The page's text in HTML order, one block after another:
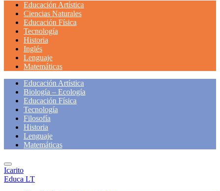
Educación Artística
Ciencias Naturales
Educación Física
Tecnología
Historia
Inglés
Lenguaje
Matemáticas
Educación Artística
Biología – Ecología
Educación Física
Tecnología
Filosofía
Historia
Lenguaje
Matemáticas
Icarito
Educa LT